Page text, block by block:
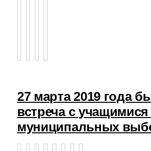
27 марта 2019 года
встреча с
муниципальных